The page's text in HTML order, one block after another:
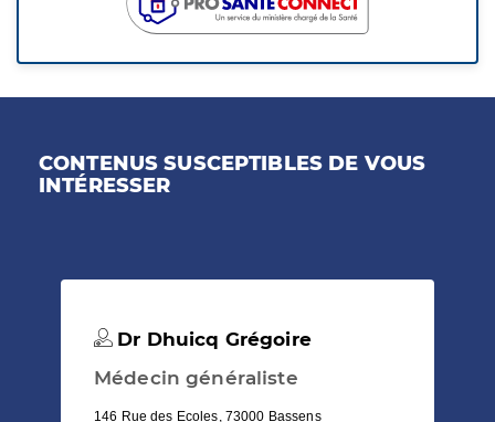
CONTENUS SUSCEPTIBLES DE VOUS
INTÉRESSER
Dr Dhuicq Grégoire
Médecin généraliste
146 Rue des Ecoles, 73000 Bassens